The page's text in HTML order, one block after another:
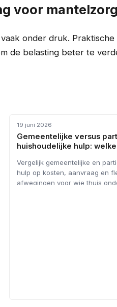
voor
onder druk.
de belasting beter te
19 juni 2026
Gemeentelijke versus
huishoudelijke hulp:
Vergelijk gemeentelijke en
hulp op kosten, aanvraag en
afwegingen voor wie thuis